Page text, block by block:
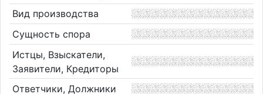
Вид производства
Сущность спора
Истцы, Взыскатели,
Заявители, Кредиторы
Ответчики, Должники